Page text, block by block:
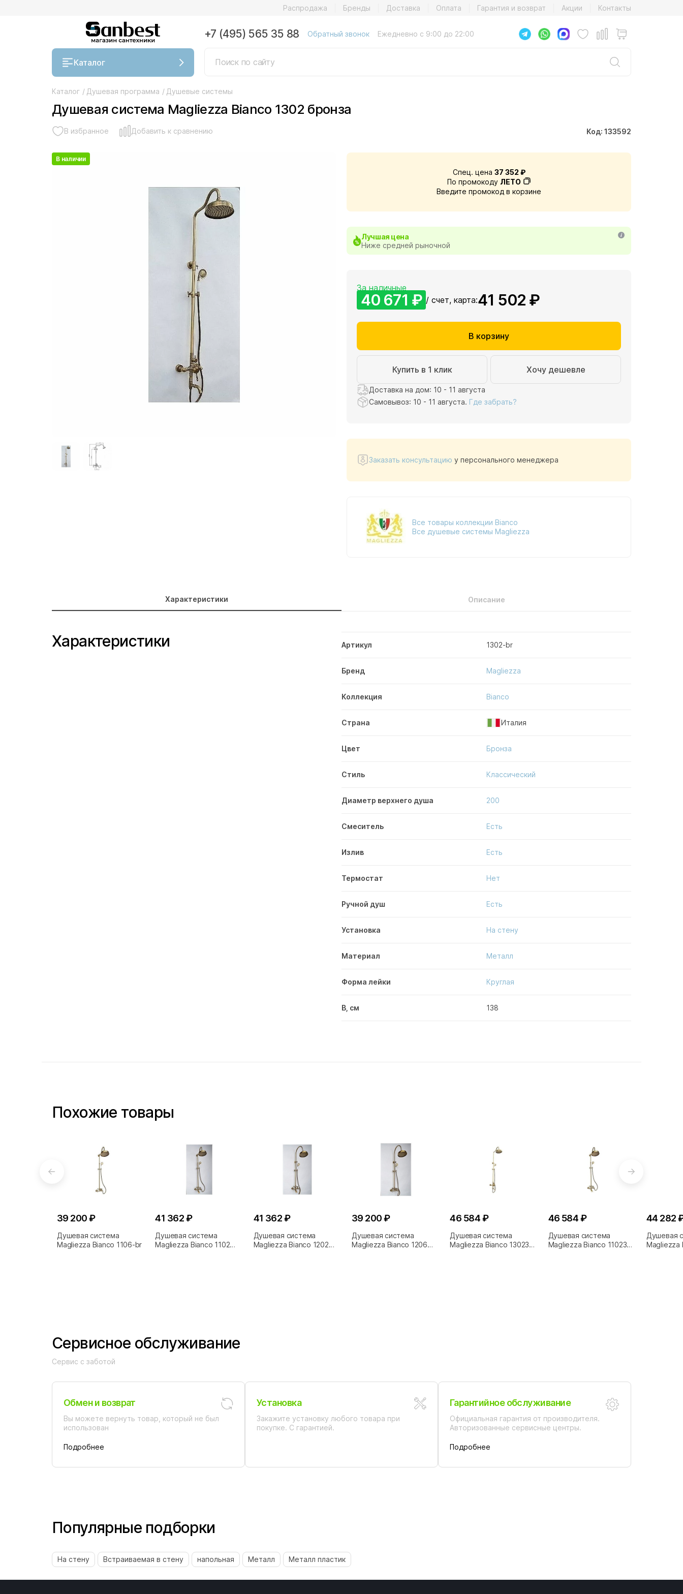
Распродажа Бренды Доставка Оплата Гарантия и возврат Акции Контакты
Каталог
+7 (495) 565 35 88 Обратный звонок Ежедневно с 9:00 до 22:00
Каталог / Душевая программа / Душевые системы
Душевая система Magliezza Bianco 1302 бронза
В избранное Добавить к сравнению Код: 133592
В наличии
Спец. цена 37 352 ₽
По промокоду ЛЕТО
Введите промокод в корзине
Лучшая цена
Ниже средней рыночной
За наличные
40 671 ₽ / счет, карта:41 502 ₽
В корзину
Купить в 1 клик Хочу дешевле
Доставка на дом: 10 - 11 августа
Самовывоз: 10 - 11 августа. Где забрать?
Заказать консультацию у персонального менеджера
Все товары коллекции Bianco
Все душевые системы Magliezza
Характеристики Описание
Характеристики Артикул 1302-br
Бренд Magliezza
Коллекция Bianco
Страна Италия
Цвет Бронза
Стиль Классический
Диаметр верхнего душа 200
Смеситель Есть
Излив Есть
Термостат Нет
Ручной душ Есть
Установка На стену
Материал Металл
Форма лейки Круглая
В, см 138
Похожие товары
39 200 ₽
Душевая система
Magliezza Bianco 1106-br
41 362 ₽
Душевая система
Magliezza Bianco 1102
41 362 ₽
Душевая система
Magliezza Bianco 1202
39 200 ₽
Душевая система
Magliezza Bianco 1206
46 584 ₽
Душевая система
Magliezza Bianco 13023
46 584 ₽
Душевая система
Magliezza Bianco 11023
44 282
Душевая
Magliezza
Сервисное обслуживание
Сервис с заботой
Обмен и возврат
Вы можете вернуть товар, который не был
использован
Подробнее
Установка
Закажите установку любого товара при
покупке. С гарантией.
Гарантийное обслуживание
Официальная гарантия от производителя.
Авторизованные сервисные центры.
Подробнее
Популярные подборки
На стену Встраиваемая в стену напольная Металл Металл пластик